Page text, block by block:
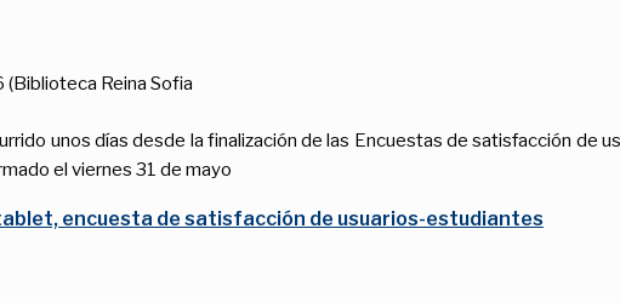
(Biblioteca Reina Sofia
unos días desde la finalización de las Encuestas de satisfacción de
el viernes 31 de mayo
encuesta de satisfacción de usuarios-estudiantes